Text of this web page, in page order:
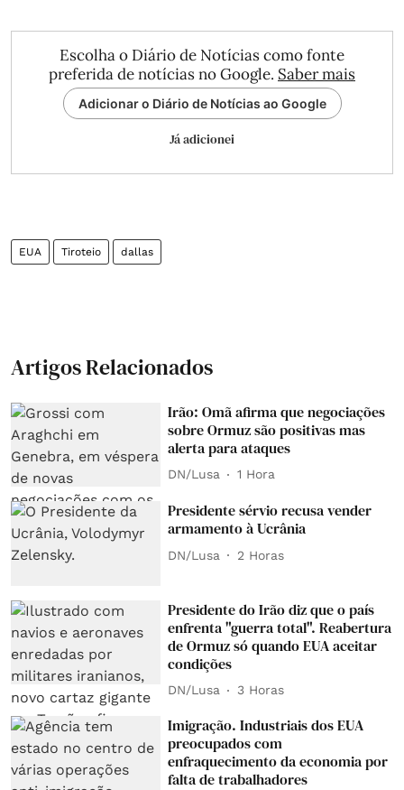
Escolha o Diário de Notícias como fonte
preferida de notícias no Google. Saber mais
Adicionar o Diário de Notícias ao Google
Já adicionei
EUA Tiroteio dallas
Artigos Relacionados
Irão: Omã afirma que negociações
sobre Ormuz são positivas mas
alerta para ataques
DN/Lusa 1 Hora
Presidente sérvio recusa vender
armamento à Ucrânia
DN/Lusa 2 Horas
Presidente do Irão diz que o país
enfrenta "guerra total". Reabertura
de Ormuz só quando EUA aceitar
condições
DN/Lusa 3 Horas
Imigração. Industriais dos EUA
preocupados com
enfraquecimento da economia por
falta de trabalhadores